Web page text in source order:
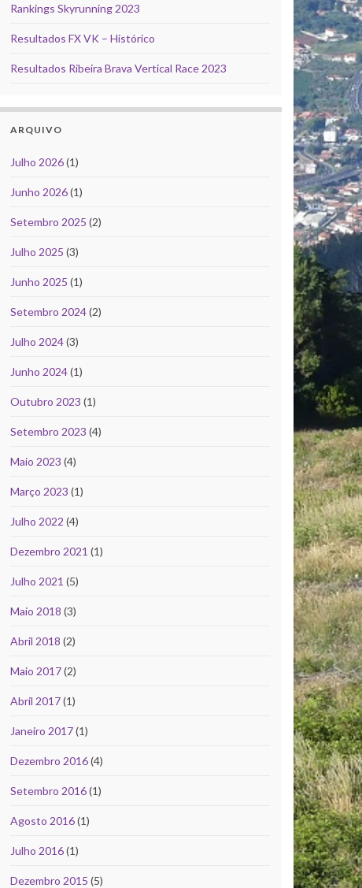
Rankings Skyrunning 2023
Resultados FX VK – Histórico
Resultados Ribeira Brava Vertical Race 2023
ARQUIVO
Julho 2026(1)
Junho 2026(1)
Setembro 2025 (2)
Julho 2025 (3)
Junho 2025 (1)
Setembro 2024(2)
Julho 2024(3)
Junho 2024(1)
Outubro 2023 (1)
Setembro 2023 (4)
Maio 2023 (4)
Março 2023 (1)
Julho 2022 (4)
Dezembro 2021 (1)
Julho 2021 (5)
Maio 2018 (3)
Abril 2018 (2)
Maio 2017(2)
Abril 2017(1)
Janeiro 2017(1)
Dezembro 2016(4)
Setembro 2016(1)
Agosto 2016(1)
Julho 2016(1)
Dezembro 2015 (5)